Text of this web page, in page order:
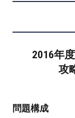
プロ家庭教師
費用について
お申込みの流れ
よくある質問
2016年
攻
問題構成